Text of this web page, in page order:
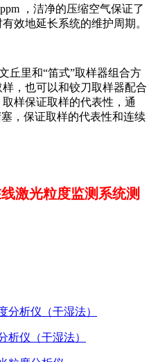
，洁净的压缩空气保证了
效地延长系统的维护周期。
丘里和“笛式”取样器组合方
，也可以和铰刀取样器配合
样保证取样的代表性，通
，保证取样的代表性和连续
激光粒度监测系统测
析仪（干湿法）